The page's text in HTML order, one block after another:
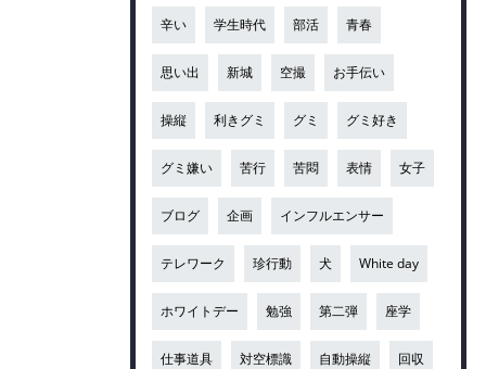
辛い 学生時代 部活 青春
思い出 新城 空撮 お手伝い
操縦 利きグミ グミ グミ好き
グミ嫌い 苦行 苦悶 表情 女子
ブログ 企画 インフルエンサー
テレワーク 珍行動 犬 White day
ホワイトデー 勉強 第二弾 座学
仕事道具 対空標識 自動操縦 回収